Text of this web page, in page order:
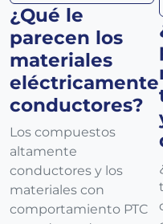
¿Qué le
parecen los
materiales
eléctricamente
conductores?
Los compuestos
altamente
conductores y los
materiales con
comportamiento PTC